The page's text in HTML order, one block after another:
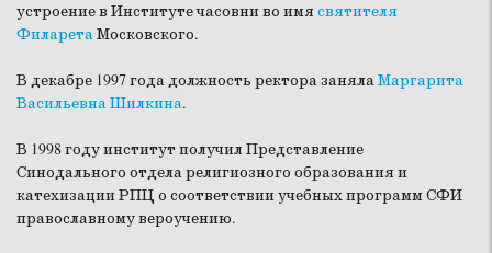
устроение в Институте часовни во имясвятителя
ФиларетаМосковского.
В декабре 1997 года должность ректора занялаМаргарита
Васильевна Шилкина.
В 1998 году институт получил Представление
Синодального отдела религиозного образования и
катехизации РПЦ о соответствии учебных программ СФИ
православному вероучению.